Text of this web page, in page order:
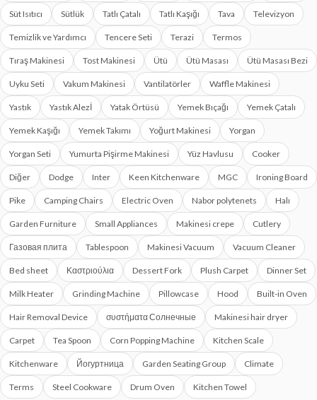
Süt Isıtıcı Sütlük Tatlı Çatalı Tatlı Kaşığı Tava Televizyon
Temizlik ve Yardımcı Tencere Seti Terazi Termos
Tıraş Makinesi Tost Makinesi Ütü Ütü Masası Ütü Masası Bezi
Uyku Seti Vakum Makinesi Vantilatörler Waffle Makinesi
Yastık Yastık Alezİ Yatak Örtüsü Yemek Bıçağı Yemek Çatalı
Yemek Kaşığı Yemek Takımı Yoğurt Makinesi Yorgan
Yorgan Seti Yumurta Pişirme Makinesi Yüz Havlusu Cooker
Diğer Dodge Inter Keen Kitchenware MGC Ironing Board
Pike Camping Chairs Electric Oven Nabor polytenets Halı
Garden Furniture Small Appliances Makinesi crepe Cutlery
Газовая плита Tablespoon Makinesi Vacuum Vacuum Cleaner
Bed sheet Καστριούλια Dessert Fork Plush Carpet Dinner Set
Milk Heater Grinding Machine Pillowcase Hood Built-in Oven
Hair Removal Device συστήματα Солнечные Makinesi hair dryer
Carpet Tea Spoon Corn Popping Machine Kitchen Scale
Kitchenware Йогуртница Garden Seating Group Climate
Terms Steel Cookware Drum Oven Kitchen Towel